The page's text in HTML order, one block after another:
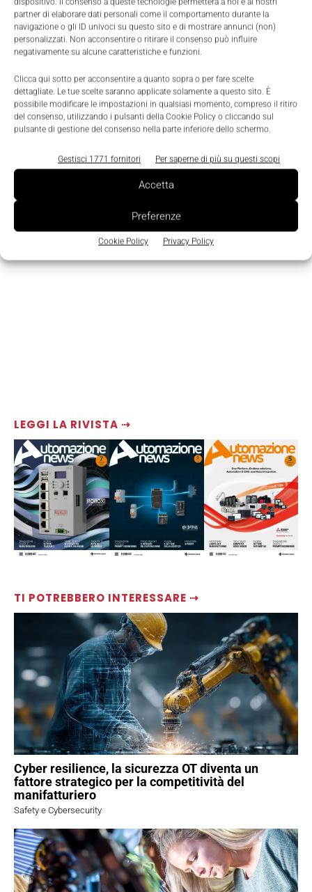
dispositivo. Il consenso a queste tecnologie permetterà a noi e ai nostri
partner di elaborare dati personali come il comportamento durante la
navigazione o gli ID univoci su questo sito e di mostrare annunci (non)
personalizzati. Non acconsentire o ritirare il consenso può influire
negativamente su alcune caratteristiche e funzioni.
Clicca qui sotto per acconsentire a quanto sopra o per fare scelte
dettagliate. Le tue scelte saranno applicate solamente a questo sito. È
possibile modificare le impostazioni in qualsiasi momento, compreso il ritiro
del consenso, utilizzando i pulsanti della Cookie Policy o cliccando sul
pulsante di gestione del consenso nella parte inferiore dello schermo.
Gestisci 1771 fornitori Per saperne di più su questi scopi
Accetta
Preferenze
Cookie Policy Privacy Policy
LEGGI LA RIVISTA ⇢
TI POTREBBERO INTERESSARE ⇢
Cyber resilience, la sicurezza OT diventa un
fattore strategico per la competitività del
manifatturiero
Safety e Cybersecurity
spostamento e massimizza il tempo lavorativo
impiegabile per le manutenzioni.
produttivitàe una consistenteriduzione dei costi
operativie dell'impatto ambientale.